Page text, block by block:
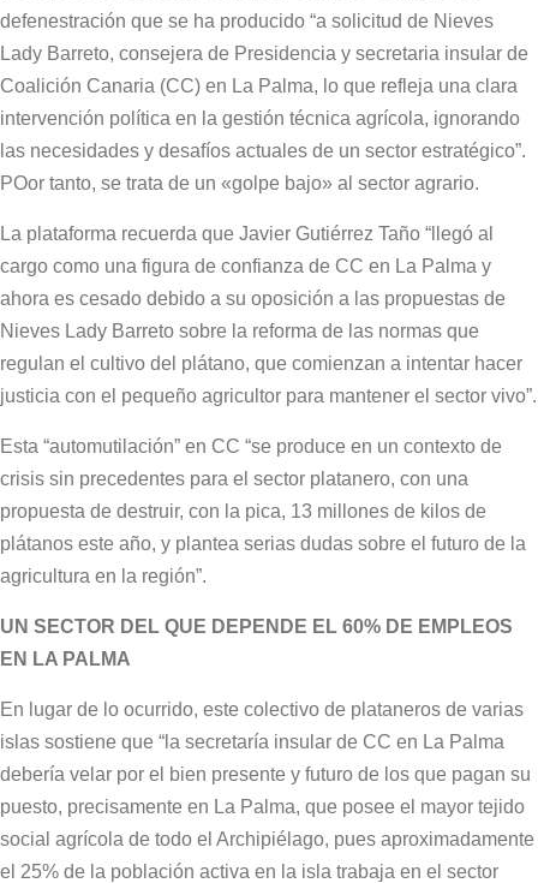
defenestración que se ha producido “a solicitud de Nieves
Lady Barreto, consejera de Presidencia y secretaria insular de
Coalición Canaria (CC) en La Palma, lo que refleja una clara
intervención política en la gestión técnica agrícola, ignorando
las necesidades y desafíos actuales de un sector estratégico”.
POor tanto, se trata de un «golpe bajo» al sector agrario.
La plataforma recuerda que Javier Gutiérrez Taño “llegó al
cargo como una figura de confianza de CC en La Palma y
ahora es cesado debido a su oposición a las propuestas de
Nieves Lady Barreto sobre la reforma de las normas que
regulan el cultivo del plátano, que comienzan a intentar hacer
justicia con el pequeño agricultor para mantener el sector vivo”.
Esta “automutilación” en CC “se produce en un contexto de
crisis sin precedentes para el sector platanero, con una
propuesta de destruir, con la pica, 13 millones de kilos de
plátanos este año, y plantea serias dudas sobre el futuro de la
agricultura en la región”.
UN SECTOR DEL QUE DEPENDE EL 60% DE EMPLEOS
EN LA PALMA
En lugar de lo ocurrido, este colectivo de plataneros de varias
islas sostiene que “la secretaría insular de CC en La Palma
debería velar por el bien presente y futuro de los que pagan su
puesto, precisamente en La Palma, que posee el mayor tejido
social agrícola de todo el Archipiélago, pues aproximadamente
el 25% de la población activa en la isla trabaja en el sector